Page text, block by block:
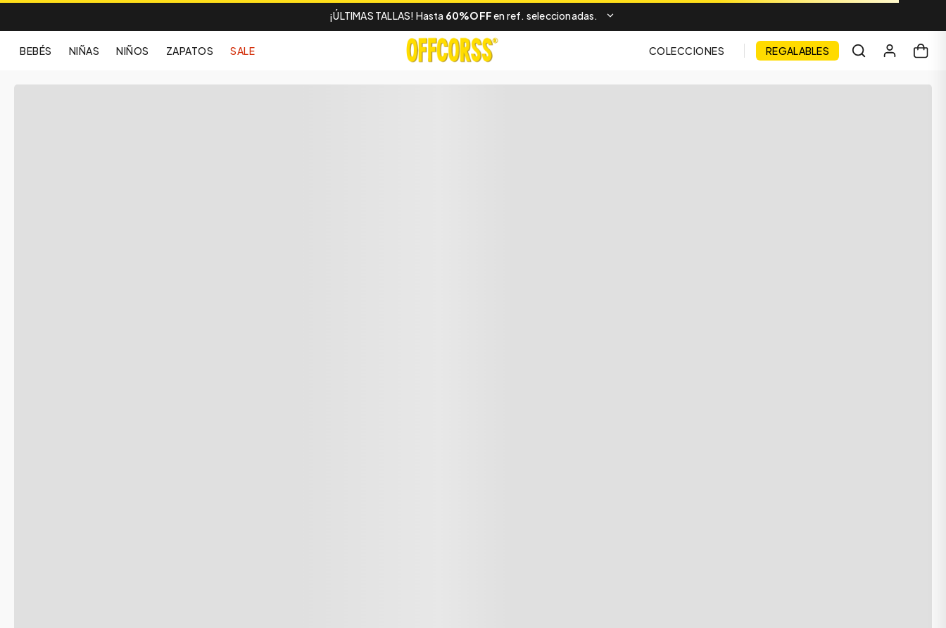
¡ÚLTIMAS TALLAS! Hasta 60%OFFen ref. seleccionadas.
BEBÉS NIÑAS NIÑOS ZAPATOS SALE COLECCIONES REGALABLES